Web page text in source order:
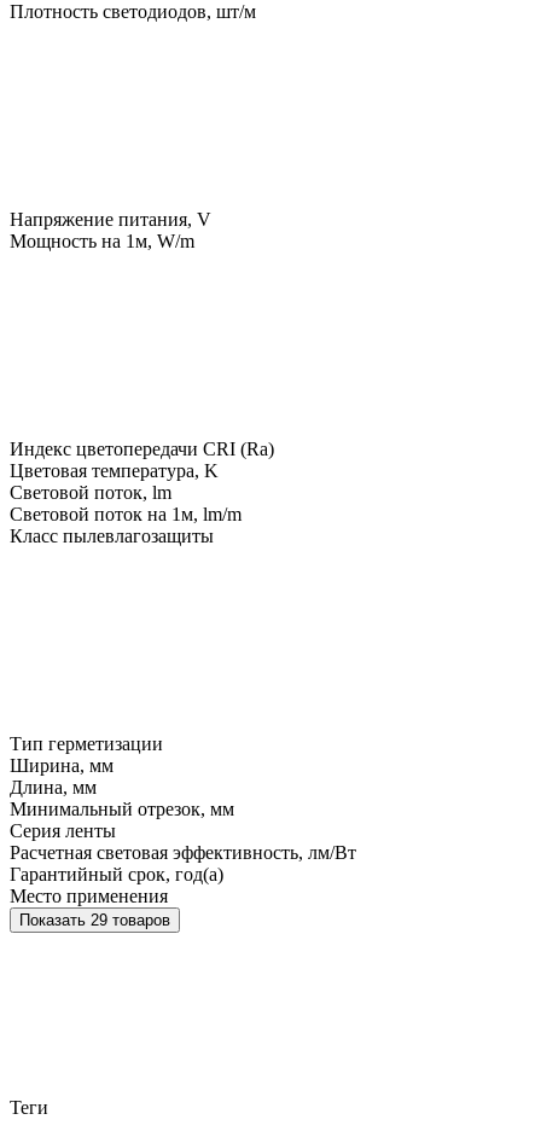
Плотность светодиодов, шт/м
Напряжение питания, V
Мощность на 1м, W/m
Индекс цветопередачи CRI (Ra)
Цветовая температура, K
Световой поток, lm
Световой поток на 1м, lm/m
Класс пылевлагозащиты
Тип герметизации
Ширина, мм
Длина, мм
Минимальный отрезок, мм
Серия ленты
Расчетная световая эффективность, лм/Вт
Гарантийный срок, год(а)
Место применения
Показать 29 товаров
Теги